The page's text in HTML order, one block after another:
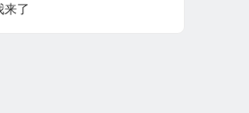
来了